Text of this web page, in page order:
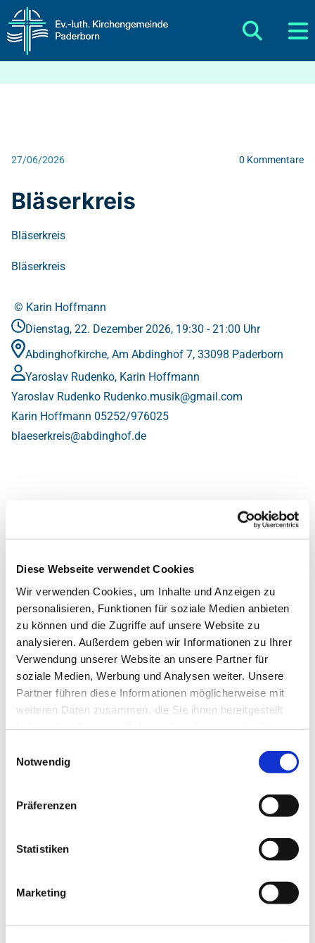
Diese Webseite verwendet Cookies
Wir verwenden Cookies, um Inhalte und Anzeigen zu
personalisieren, Funktionen für soziale Medien anbieten
zu können und die Zugriffe auf unsere Website zu
analysieren. Außerdem geben wir Informationen zu Ihrer
Verwendung unserer Website an unsere Partner für
soziale Medien, Werbung und Analysen weiter. Unsere
Partner führen diese Informationen möglicherweise mit
weiteren Daten zusammen, die Sie ihnen bereitgestellt
Notwendig
Präferenzen
Statistiken
Marketing
27/06/2026 0 Kommentare
Bläserkreis
Bläserkreis
Bläserkreis
© Karin Hoffmann
Dienstag, 22. Dezember 2026, 19:30 - 21:00 Uhr
Abdinghofkirche, Am Abdinghof 7, 33098 Paderborn
Yaroslav Rudenko, Karin Hoffmann
Yaroslav Rudenko Rudenko.musik@gmail.com
Karin Hoffmann 05252/976025
blaeserkreis@abdinghof.de
Dies könnte Sie auch interessieren